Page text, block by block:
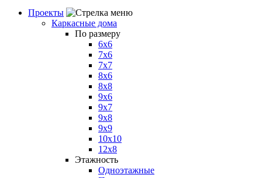
Проекты
Каркасные дома
По размеру
6х6
7х6
7х7
8х6
8х8
9х6
9х7
9х8
9х9
10х10
12х8
Этажность
Одноэтажные